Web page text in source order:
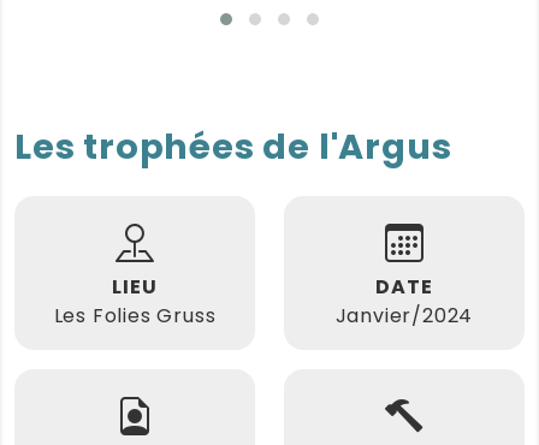
Les trophées de l'Argus
LIEU
Les Folies Gruss
DATE
Janvier/2024